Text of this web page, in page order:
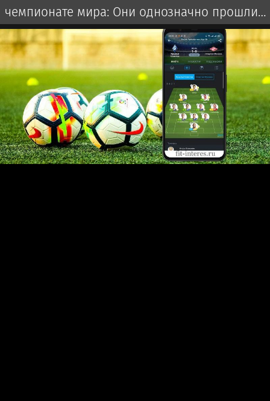
чемпионате мира: Они однозначно прошли
бы далеко